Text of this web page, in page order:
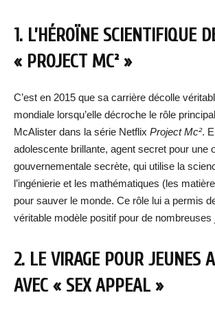
1. L’HÉROÏNE SCIENTIFIQUE
« PROJECT MC² »
C’est en 2015 que sa carrière décolle
mondiale lorsqu’elle décroche le rôle
McAlister dans la série Netflix Project Mc².
adolescente brillante, agent secret pour une
gouvernementale secrète, qui utilise la
l’ingénierie et les mathématiques (les
pour sauver le monde. Ce rôle lui a permis
véritable modèle positif pour de nombreuses
2. LE VIRAGE POUR JEUNES
AVEC « SEX APPEAL »